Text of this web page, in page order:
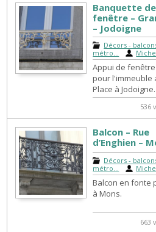
Banquette de
fenêtre –
– Jodoigne
Décors -
métro...
Appui de
pour l'immeuble
Place à Jodoigne.
536
Balcon – Rue
d’Enghien –
Décors -
métro...
Balcon en fonte
à Mons.
663